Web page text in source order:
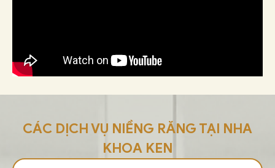
CÁC DỊCH VỤ NIỀNG RĂNG TẠI NHA
KHOA KEN